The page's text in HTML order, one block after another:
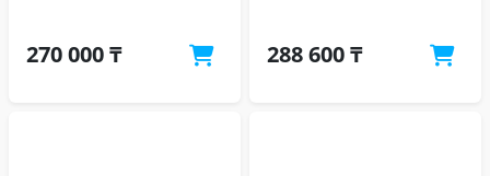
270 000 ₸ 288 600 ₸